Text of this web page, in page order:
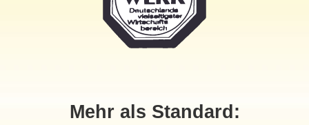
Mehr als Standard: